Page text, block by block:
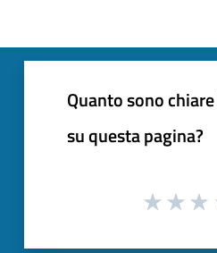
Quanto sono
su questa pagina?